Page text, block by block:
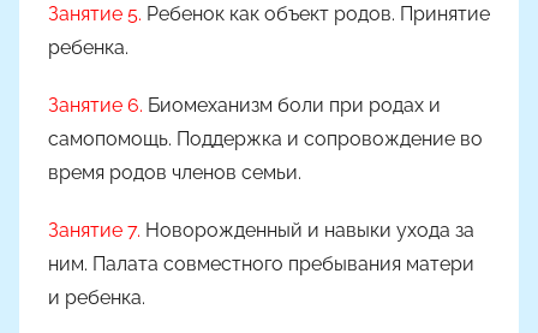
Занятие 5. Ребенок как объект родов. Принятие
ребенка.
Занятие 6. Биомеханизм боли при родах и
самопомощь. Поддержка и сопровождение во
время родов членов семьи.
Занятие 7. Новорожденный и навыки ухода за
ним. Палата совместного пребывания матери
и ребенка.